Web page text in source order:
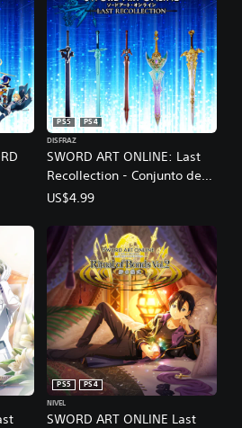
SWORD ART ONLINE: Last
Recollection - Conjunto de
apariencia de espadas
PS5
PS4
DISFRAZ
US$4.99
SWORD ART ONLINE Last
PS5
PS4
NIVEL